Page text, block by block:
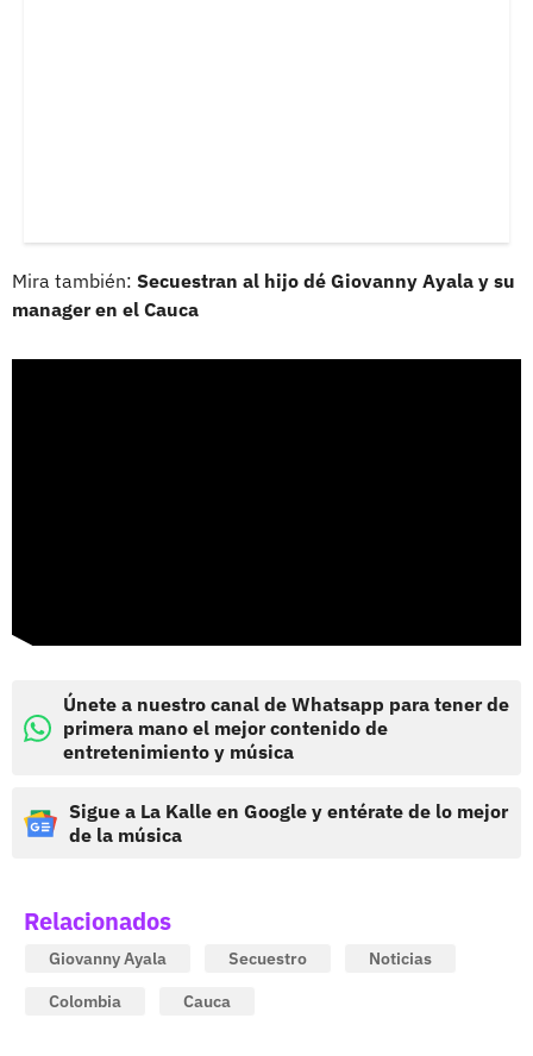
Mira también: Secuestran al hijo dé Giovanny Ayala y su
manager en el Cauca
Únete a nuestro canal de Whatsapp para tener de
primera mano el mejor contenido de
entretenimiento y música
Sigue a La Kalle en Google y entérate de lo mejor
de la música
Relacionados
Giovanny Ayala Secuestro
Noticias
Colombia
Cauca